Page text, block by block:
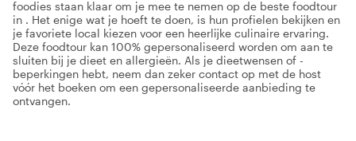
foodies staan klaar om je mee te nemen op de beste foodtour
in . Het enige wat je hoeft te doen, is hun profielen bekijken en
je favoriete local kiezen voor een heerlijke culinaire ervaring.
Deze foodtour kan 100% gepersonaliseerd worden om aan te
sluiten bij je dieet en allergieën. Als je dieetwensen of -
beperkingen hebt, neem dan zeker contact op met de host
vóór het boeken om een gepersonaliseerde aanbieding te
ontvangen.